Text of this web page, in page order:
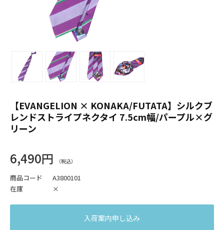
【EVANGELION × KONAKA/FUTATA】シルクブ
レンドストライプネクタイ 7.5cm幅/パープル×グ
リーン
6,490円
商品コード
A3800101
在庫
×
入荷案内申し込み